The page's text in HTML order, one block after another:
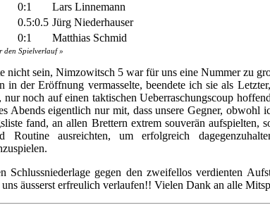
0:1
Lars Linnemann
0.5:0.5 Jürg Niederhauser
0:1 Matthias Schmid
den Spielverlauf »
nicht sein, Nimzowitsch 5 war für uns eine Nummer zu
in der Eröffnung vermasselte, beendete ich sie als
noch auf einen taktischen Ueberraschungscoup
Abends eigentlich nur mit, dass unsere Gegner, obwohl
fand, an allen Brettern extrem souverän aufspielten,
Routine ausreichten, um erfolgreich
Schlussniederlage gegen den zweifellos verdienten
äusserst erfreulich verlaufen!! Vielen Dank an alle